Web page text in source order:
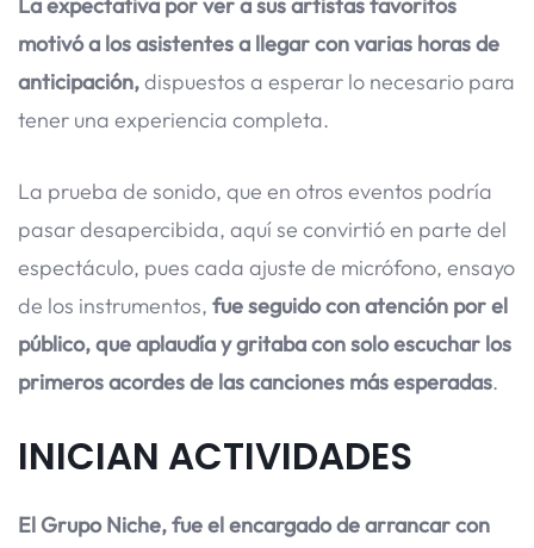
motivó a los asistentes a llegar con varias horas de
anticipación,dispuestos a esperar lo necesario para
tener una experiencia completa.
La prueba de sonido, que en otros eventos podría
pasar desapercibida, aquí se convirtió en parte del
espectáculo, pues cada ajuste de micrófono, ensayo
de los instrumentos, fue seguido con atención por el
público, que aplaudía y gritaba con solo escuchar los
primeros acordes de las canciones más esperadas.
INICIAN ACTIVIDADES
El Grupo Niche, fue el encargado de arrancar con